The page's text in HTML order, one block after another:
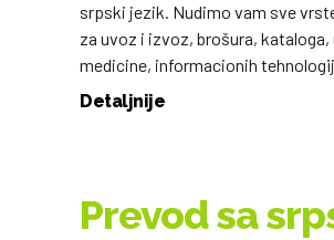
srpski jezik. Nudimo vam sve
za uvoz i izvoz, brošura,
medicine, informacionih
Detaljnije
Prevod sa